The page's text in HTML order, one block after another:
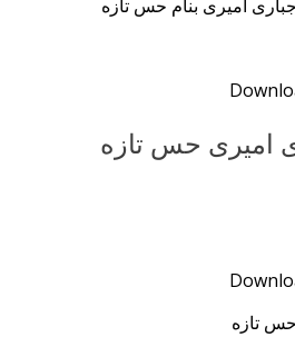
امیری حس تازه
تازه